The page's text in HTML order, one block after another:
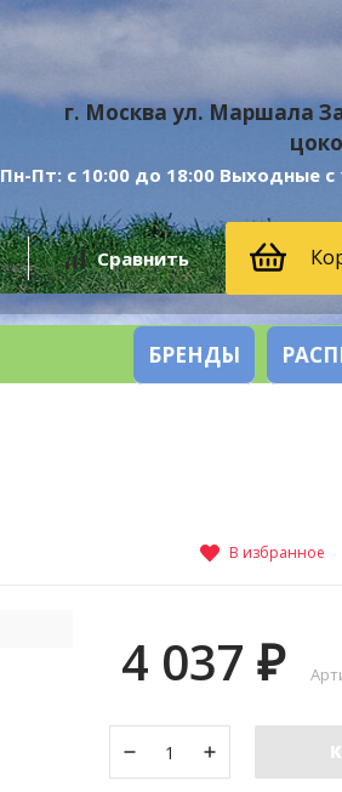
г. Москва ул. Маршала
Пн-Пт: с 10:00 до 18:00 Выходные с
Сравнить
БРЕНДЫ
В избранное
4 037 ₽